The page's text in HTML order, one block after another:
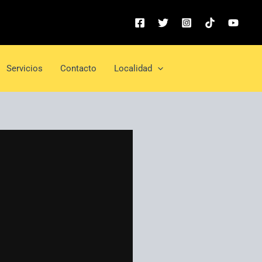
Servicios Contacto Localidad